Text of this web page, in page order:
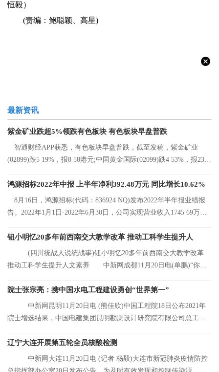
恒毅）
(责编：鲍聪颖、高星)
最新资讯
紫金矿业跌超5%领跌有色板块 有色板块早盘普跌
智通财经APP获悉，有色板块早盘普跌，截至发稿，紫金矿业
(02899)跌5 19%，报8 58港元;中国黄金国际(02099)跌4 53%，报23 2
鸿源招标2022年中报 上半年净利392.48万元 同比增长10.62%
8月16日，鸿源招标(代码：836924 NQ)发布2022年半年报业绩报
告。2022年1月1日-2022年6月30日，公司实现营业收入1745 69万
钮小明忆20多年前西南交大教学改革 推动工科学生提升人
(四川统战人说统战事)钮小明忆20多年前西南交大教学改革
推动工科学生提升人文素养 中新网成都11月20日电(单鹏)“你们
院士张宗亮：携中国水电工程建设勇创“世界第一”
中新网昆明11月20日电 (熊佳欣)中国工程院18日公布2021年
院士增选结果，中国电建集团昆明勘测设计研究院有限公司总工程
辽宁大连开展第五轮全员核酸检测
中新网大连11月20日电 (记者 杨毅)大连市新冠肺炎疫情防控